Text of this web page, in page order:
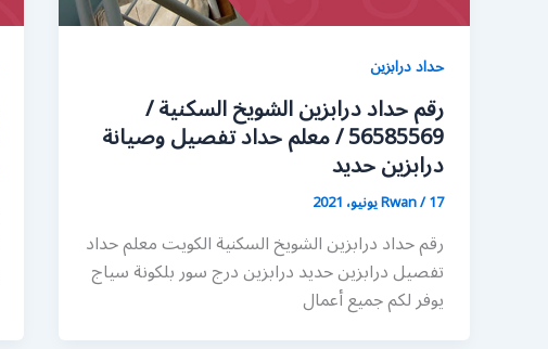
حداد درابزين
رقم حداد درابزين الشويخ السكنية /
56585569 / معلم حداد تفصيل وصيانة
درابزين حديد
Rwan/17 يونيو، 2021
رقم حداد درابزين الشويخ السكنية الكويت معلم حداد
تفصيل درابزين حديد درابزين درج سور بلكونة سياج
يوفر لكم جميع أعمال